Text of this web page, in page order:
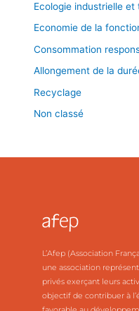
Ecologie industrielle et
Economie de la
Consommation
Allongement de la
Recyclage
Non classé
L’Afep (Association
une association
privés exerçant leurs
objectif de contribuer à